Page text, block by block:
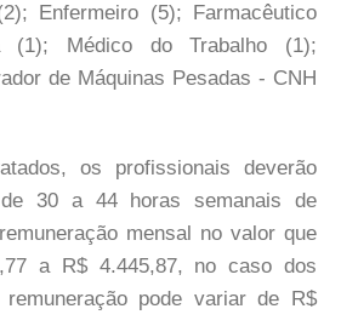
Enfermeiro (5); Farmacêutico
(1); Médico do Trabalho (1);
de Máquinas Pesadas - CNH
os profissionais deverão
30 a 44 horas semanais de
mensal no valor que
a R$ 4.445,87, no caso dos
pode variar de R$